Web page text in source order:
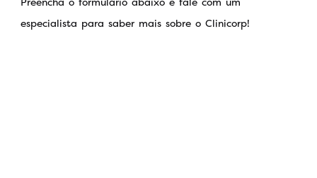
especialista para saber mais sobre o Clinicorp!